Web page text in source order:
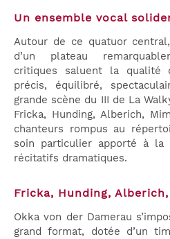
Un ensemble vocal
Autour de ce quatuor
d’un plateau
critiques saluent la qualité
précis, équilibré,
grande scène du III de La
Fricka, Hunding, Alberich,
chanteurs rompus au
soin particulier apporté à
récitatifs dramatiques.
Fricka, Hunding,
Okka von der Damerau
grand format, dotée d’un